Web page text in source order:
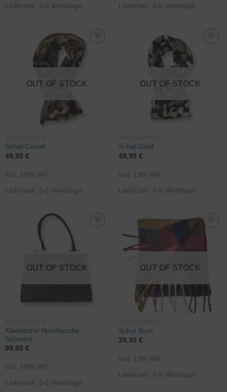
Lieferzeit: 3-5 Werktage
Lieferzeit: 3-5 Werktage
Zur
Wunschliste
hinzufügen
OUT OF STOCK
Schal Camel
49,95 €
incl. 19% VAT
Lieferzeit: 3-5 Werktage
Wunschliste
hinzufügen
OUT OF STOCK
Schal Gold
49,95 €
incl. 19% VAT
Lieferzeit: 3-5 Werktage
Wunschliste
hinzufügen
OUT OF STOCK
Klassische Handtasche
Schwarz
99,95 €
incl. 19% VAT
Lieferzeit: 3-5 Werktage
hinzufügen
OUT OF STOCK
Schal Bunt
39,35 €
incl. 19% VAT
Lieferzeit: 3-5 Werktage